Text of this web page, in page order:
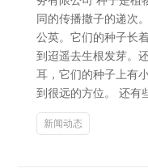
同的传播撒子的递次
公英。它们的种子长
到迢遥去生根发芽。
耳，它们的种子上有
到很远的方位。 还有
新闻动态